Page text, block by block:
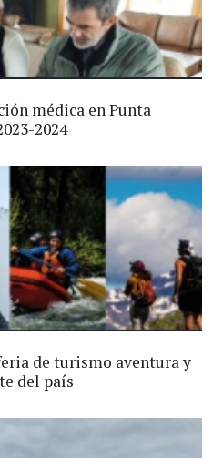
médica en Punta
2024
de turismo aventura y
del país